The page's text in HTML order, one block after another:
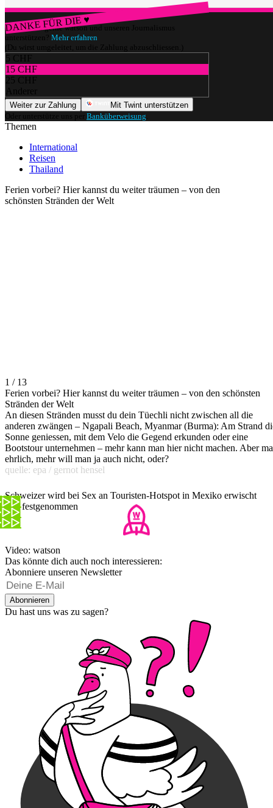
DANKE FÜR DIE ♥
Würdest du gerne watson und unseren Journalismus
unterstützen? Mehr erfahren
(Du wirst umgeleitet, um die Zahlung abzuschliessen.)
5 CHF
15 CHF
25 CHF
Anderer
Weiter zur Zahlung
Mit Twint unterstützen
Oder unterstütze uns per Banküberweisung
Themen
International
Reisen
Thailand
Ferien vorbei? Hier kannst du weiter träumen – von den
schönsten Stränden der Welt
1 / 13
Ferien vorbei? Hier kannst du weiter träumen – von den schönsten
Stränden der Welt
An diesen Stränden musst du dein Tüechli nicht zwischen all die
anderen zwängen – Ngapali Beach, Myanmar (Burma): Am Strand
Sonne geniessen, mit dem Velo die Gegend erkunden oder eine
Bootstour unternehmen – mehr kann man hier nicht machen. Aber
ehrlich, mehr will man ja auch nicht, oder?
quelle: epa / gernot hensel
Schweizer wird bei Sex an Touristen-Hotspot in Mexiko erwischt
und festgenommen
Video: watson
Das könnte dich auch noch interessieren:
Abonniere unseren Newsletter
Abonnieren
Du hast uns was zu sagen?